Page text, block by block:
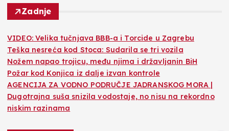
Zadnje
VIDEO: Velika tučnjava BBB-a i Torcide u Zagrebu
Teška nesreća kod Stoca: Sudarila se tri vozila
Nožem napao trojicu, među njima i državljanin BiH
Požar kod Konjica iz dalje izvan kontrole
AGENCIJA ZA VODNO PODRUČJE JADRANSKOG MORA |
Dugotrajna suša snizila vodostaje, no nisu na rekordno
niskim razinama